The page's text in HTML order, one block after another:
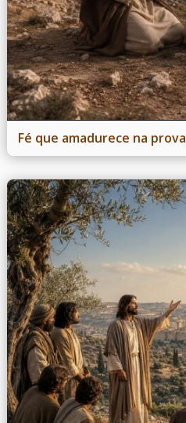
Fé que amadurece na prova